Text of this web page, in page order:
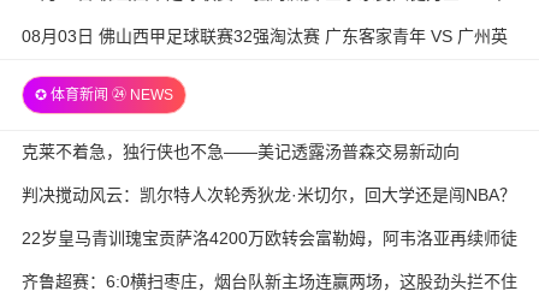
国澳门澳科精英 全场录像
08月03日 佛山西甲足球联赛32强淘汰赛 广东客家青年 VS 广州英
✪ 体育新闻 ㉔ NEWS
克莱不着急，独行侠也不急——美记透露汤普森交易新动向
判决搅动风云：凯尔特人次轮秀狄龙·米切尔，回大学还是闯NBA？
22岁皇马青训瑰宝贡萨洛4200万欧转会富勒姆，阿韦洛亚再续师徒
缘
齐鲁超赛：6:0横扫枣庄，烟台队新主场连赢两场，这股劲头拦不住